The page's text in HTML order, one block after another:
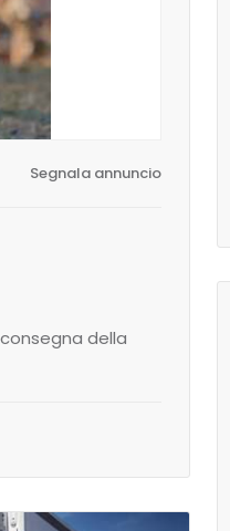
Segnala annuncio
della